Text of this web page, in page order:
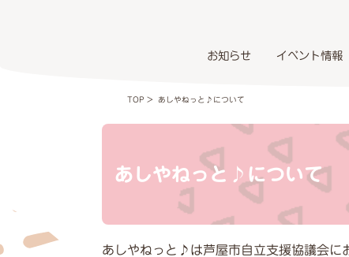
お知らせ イベント情報
TOP > あしやねっと♪について
あしやねっと♪について
あしやねっと♪は芦屋市自立支援協議会に